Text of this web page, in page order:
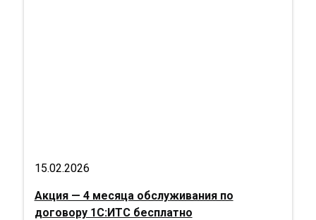
15.02.2026
Акция — 4 месяца обслуживания по
договору 1С:ИТС бесплатно